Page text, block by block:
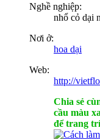
Nghề nghiệp:
nhổ cỏ dại
Nơi ở:
hoa dại
Web:
http://
Chia sẻ
cầu màu
để trang